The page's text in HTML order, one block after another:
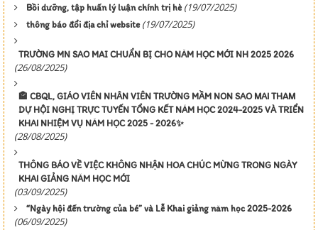
Bồi dưỡng, tập huấn lý luận chính trị hè (19/07/2025)
thông báo đổi địa chỉ website (19/07/2025)
TRƯỜNG MN SAO MAI CHUẨN BỊ CHO NĂM HỌC MỚI NH 2025 2026
(26/08/2025)
🏤 CBQL, GIÁO VIÊN NHÂN VIÊN TRƯỜNG MẦM NON SAO MAI THAM
DỰ HỘI NGHỊ TRỰC TUYẾN TỔNG KẾT NĂM HỌC 2024-2025 VÀ TRIỂN
KHAI NHIỆM VỤ NĂM HỌC 2025 - 2026✨️
(28/08/2025)
THÔNG BÁO VỀ VIỆC KHÔNG NHẬN HOA CHÚC MỪNG TRONG NGÀY
KHAI GIẢNG NĂM HỌC MỚI
(03/09/2025)
“Ngày hội đến trường của bé” và Lễ Khai giảng năm học 2025-2026
(06/09/2025)